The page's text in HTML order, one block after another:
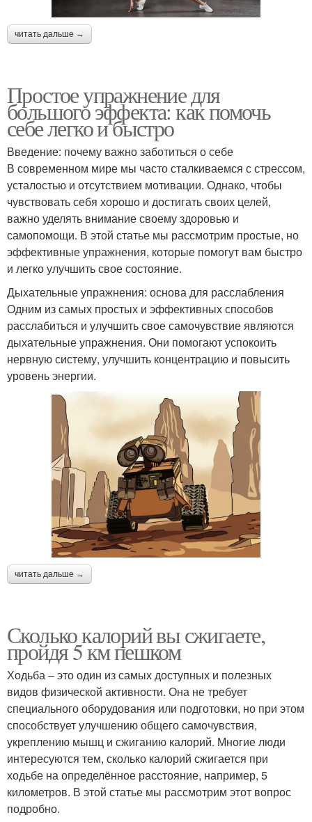
читать дальше →
Простое упражнение для
большого эффекта: как помочь
себе легко и быстро
Введение: почему важно заботиться о себе
В современном мире мы часто сталкиваемся с стрессом,
усталостью и отсутствием мотивации. Однако, чтобы
чувствовать себя хорошо и достигать своих целей,
важно уделять внимание своему здоровью и
самопомощи. В этой статье мы рассмотрим простые, но
эффективные упражнения, которые помогут вам быстро
и легко улучшить свое состояние.
Дыхательные упражнения: основа для расслабления
Одним из самых простых и эффективных способов
расслабиться и улучшить свое самочувствие являются
дыхательные упражнения. Они помогают успокоить
нервную систему, улучшить концентрацию и повысить
уровень энергии.
читать дальше →
Сколько калорий вы сжигаете,
пройдя 5 км пешком
Ходьба – это один из самых доступных и полезных
видов физической активности. Она не требует
специального оборудования или подготовки, но при этом
способствует улучшению общего самочувствия,
укреплению мышц и сжиганию калорий. Многие люди
интересуются тем, сколько калорий сжигается при
ходьбе на определённое расстояние, например, 5
километров. В этой статье мы рассмотрим этот вопрос
подробно.